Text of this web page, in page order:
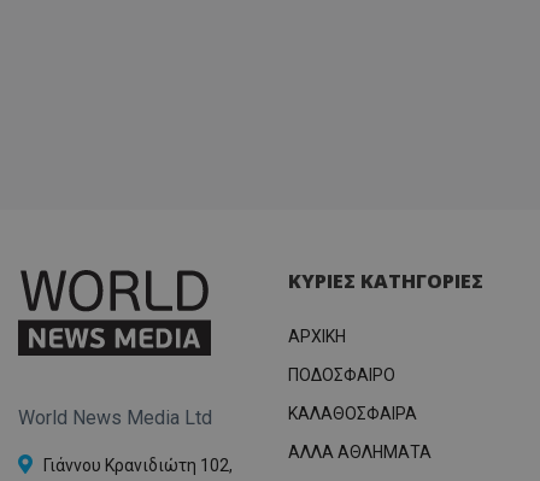
World News Media Ltd
Γιάννου Κρανιδιώτη 102,
ΚΥΡΙΕΣ ΚΑΤΗΓΟΡΙΕΣ
ΑΡΧΙΚΗ
ΠΟΔΟΣΦΑΙΡΟ
ΚΑΛΑΘΟΣΦΑΙΡΑ
ΑΛΛΑ ΑΘΛΗΜΑΤΑ